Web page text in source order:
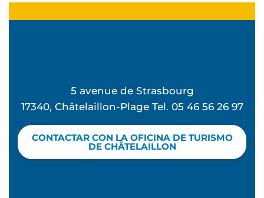
5 avenue de Strasbourg
17340, Châtelaillon-Plage Tel. 05 46 56 26 97
CONTACTAR CON LA OFICINA DE TURISMO
DE CHÂTELAILLON